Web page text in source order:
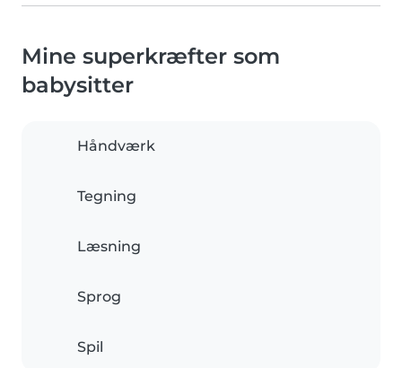
Mine superkræfter som
babysitter
Håndværk
Tegning
Læsning
Sprog
Spil